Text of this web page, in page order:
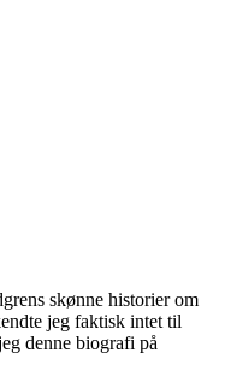
skønne historier om
jeg faktisk intet til
denne biografi på